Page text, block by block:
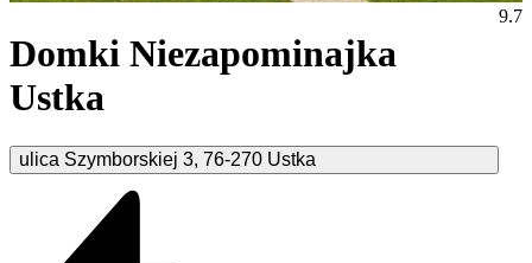
Domki Niezapominajka
Ustka
ulica Szymborskiej 3, 76-270 Ustka
9.7